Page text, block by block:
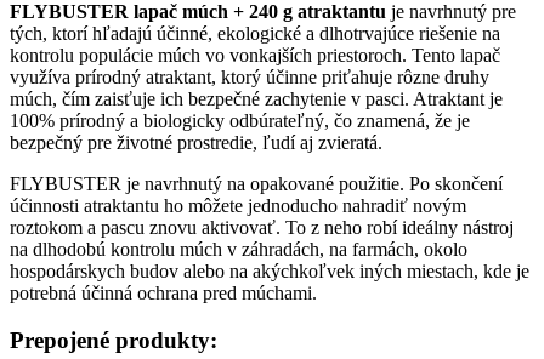
FLYBUSTER lapač múch + 240 g atraktantu je navrhnutý pre
tých, ktorí hľadajú účinné, ekologické a dlhotrvajúce riešenie na
kontrolu populácie múch vo vonkajších priestoroch. Tento lapač
využíva prírodný atraktant, ktorý účinne priťahuje rôzne druhy
múch, čím zaisťuje ich bezpečné zachytenie v pasci. Atraktant je
100% prírodný a biologicky odbúrateľný, čo znamená, že je
bezpečný pre životné prostredie, ľudí aj zvieratá.
FLYBUSTER je navrhnutý na opakované použitie. Po skončení
účinnosti atraktantu ho môžete jednoducho nahradiť novým
roztokom a pascu znovu aktivovať. To z neho robí ideálny nástroj
na dlhodobú kontrolu múch v záhradách, na farmách, okolo
hospodárskych budov alebo na akýchkoľvek iných miestach, kde je
potrebná účinná ochrana pred múchami.
Prepojené produkty: